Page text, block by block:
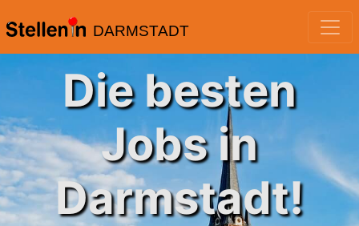
DARMSTADT
Die besten
Jobs in
Darmstadt!